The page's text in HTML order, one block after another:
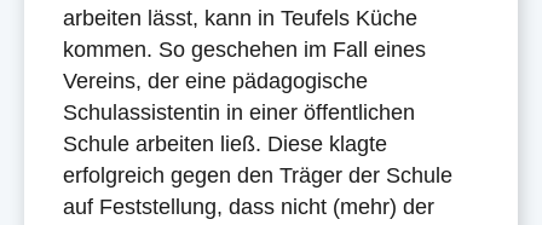
arbeiten lässt, kann in Teufels Küche
kommen. So geschehen im Fall eines
Vereins, der eine pädagogische
Schulassistentin in einer öffentlichen
Schule arbeiten ließ. Diese klagte
erfolgreich gegen den Träger der Schule
auf Feststellung, dass nicht (mehr) der